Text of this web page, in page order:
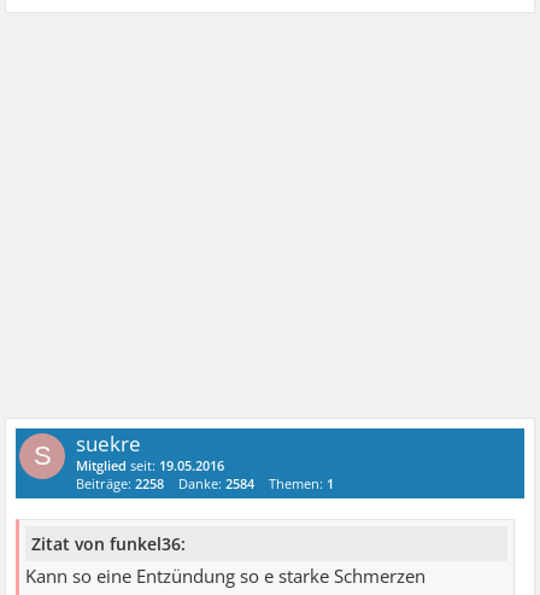
S suekre
Mitglied seit: 19.05.2016
Beiträge:2258 Danke:2584 Themen: 1
Zitat von funkel36:
Kann so eine Entzündung so e starke Schmerzen